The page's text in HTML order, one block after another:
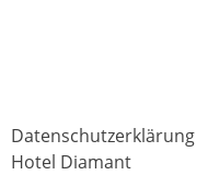
Datenschutzerklärung
Hotel Diamant